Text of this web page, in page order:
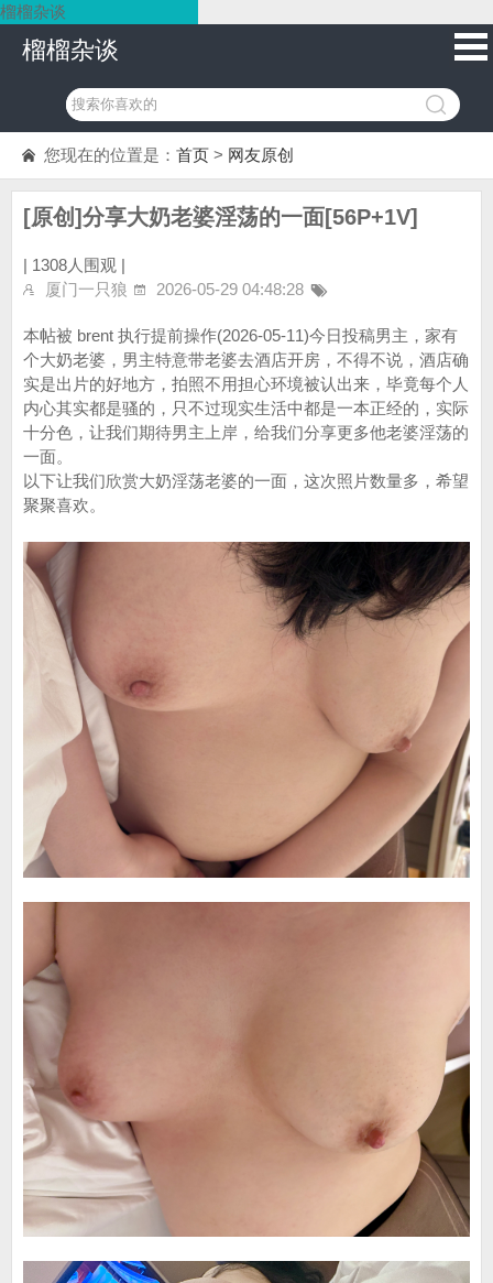
榴榴杂谈
榴榴杂谈
您现在的位置是： 首页 > 网友原创
[原创]分享大奶老婆淫荡的一面[56P+1V]
| 1308人围观 |
厦门一只狼
2026-05-29 04:48:28
本帖被 brent 执行提前操作(2026-05-11)今日投稿男主，家有
个大奶老婆，男主特意带老婆去酒店开房，不得不说，酒店确
实是出片的好地方，拍照不用担心环境被认出来，毕竟每个人
内心其实都是骚的，只不过现实生活中都是一本正经的，实际
十分色，让我们期待男主上岸，给我们分享更多他老婆淫荡的
一面。
以下让我们欣赏大奶淫荡老婆的一面，这次照片数量多，希望
聚聚喜欢。